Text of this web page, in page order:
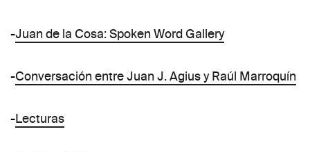
-Juan de la Cosa: Spoken Word Gallery
-Conversación entre Juan J. Agius y Raúl Marroquín
-Lecturas